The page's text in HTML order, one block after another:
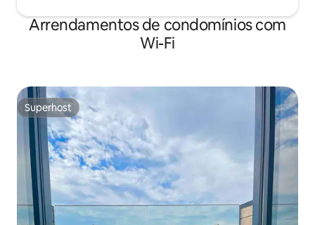
Arrendamentos de condomínios com
Wi-Fi
Superhost
Superhost